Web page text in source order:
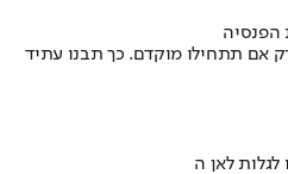
הפנסיה
אם תתחילו מוקדם. כך תבנו עתיד